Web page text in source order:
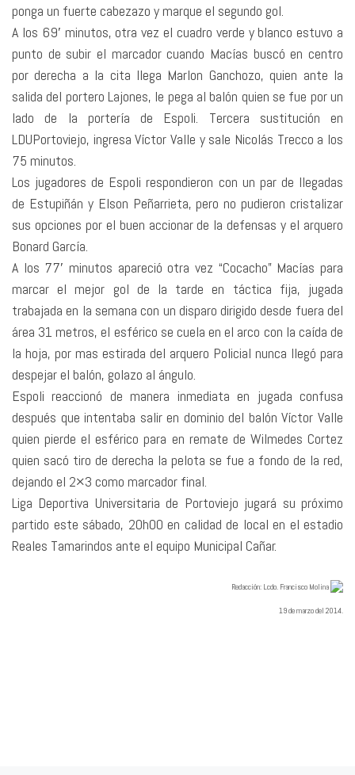
ponga un fuerte cabezazo y marque el segundo gol.
A los 69′ minutos, otra vez el cuadro verde y blanco estuvo a
punto de subir el marcador cuando Macías buscó en centro
por derecha a la cita llega Marlon Ganchozo, quien ante la
salida del portero Lajones, le pega al balón quien se fue por un
lado de la portería de Espoli. Tercera sustitución en
LDUPortoviejo, ingresa Víctor Valle y sale Nicolás Trecco a los
75 minutos.
Los jugadores de Espoli respondieron con un par de llegadas
de Estupiñán y Elson Peñarrieta, pero no pudieron cristalizar
sus opciones por el buen accionar de la defensas y el arquero
Bonard García.
A los 77′ minutos apareció otra vez “Cocacho” Macías para
marcar el mejor gol de la tarde en táctica fija, jugada
trabajada en la semana con un disparo dirigido desde fuera del
área 31 metros, el esférico se cuela en el arco con la caída de
la hoja, por mas estirada del arquero Policial nunca llegó para
despejar el balón, golazo al ángulo.
Espoli reaccionó de manera inmediata en jugada confusa
después que intentaba salir en dominio del balón Víctor Valle
quien pierde el esférico para en remate de Wilmedes Cortez
quien sacó tiro de derecha la pelota se fue a fondo de la red,
dejando el 2×3 como marcador final.
Liga Deportiva Universitaria de Portoviejo jugará su próximo
partido este sábado, 20h00 en calidad de local en el estadio
Reales Tamarindos ante el equipo Municipal Cañar.
Redacción: Lcdo. Francisco Molina
19 de marzo del 2014.